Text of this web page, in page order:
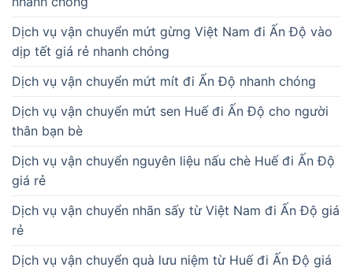
Dịch vụ vận chuyển mứt gừng Việt Nam đi Ấn Độ vào
dịp tết giá rẻ nhanh chóng
Dịch vụ vận chuyển mứt mít đi Ấn Độ nhanh chóng
Dịch vụ vận chuyển mứt sen Huế đi Ấn Độ cho người
thân bạn bè
Dịch vụ vận chuyển nguyên liệu nấu chè Huế đi Ấn Độ
giá rẻ
Dịch vụ vận chuyển nhãn sấy từ Việt Nam đi Ấn Độ giá
rẻ
Dịch vụ vận chuyển quà lưu niệm từ Huế đi Ấn Độ giá